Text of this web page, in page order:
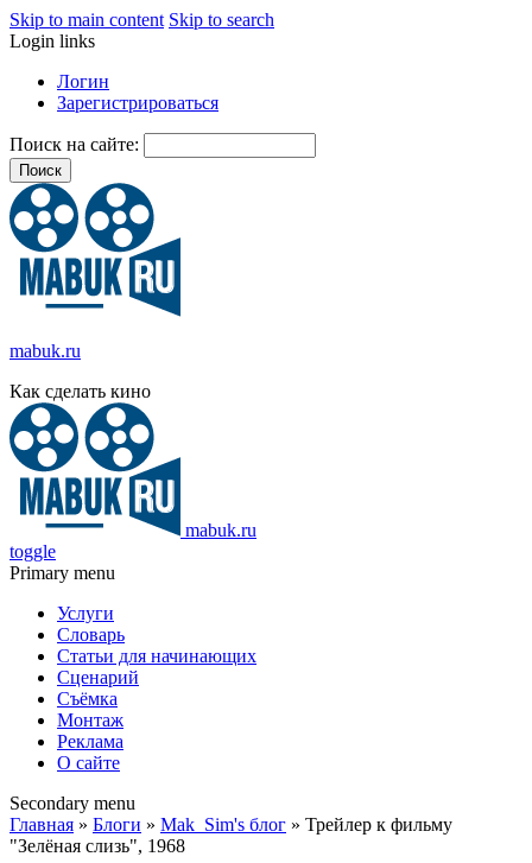
Skip to main content Skip to search
Login links
Логин
Зарегистрироваться
Поиск на сайте:
mabuk.ru
Как сделать кино
mabuk.ru
toggle
Primary menu
Услуги
Словарь
Статьи для начинающих
Сценарий
Съёмка
Монтаж
Реклама
О сайте
Secondary menu
Главная » Блоги » Mak_Sim's блог » Трейлер к фильму
"Зелёная слизь", 1968